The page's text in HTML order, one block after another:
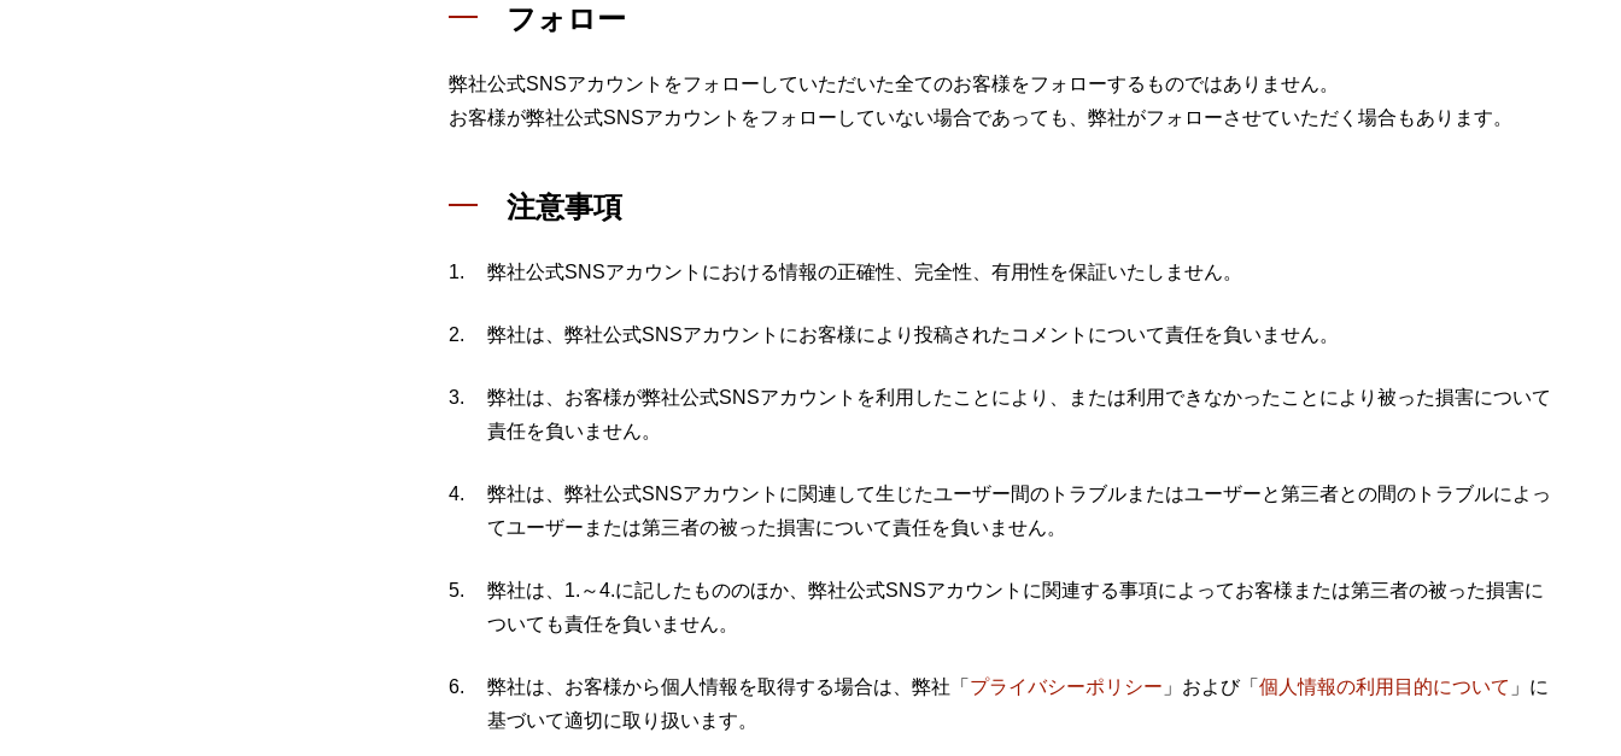
フォロー
弊社公式SNSアカウントをフォローしていただいた全てのお客様をフォローするものではありません。
お客様が弊社公式SNSアカウントをフォローしていない場合であっても、弊社がフォローさせていただく場合もあります。
注意事項
弊社公式SNSアカウントにおける情報の正確性、完全性、有用性を保証いたしません。
弊社は、弊社公式SNSアカウントにお客様により投稿されたコメントについて責任を負いません。
弊社は、お客様が弊社公式SNSアカウントを利用したことにより、または利用できなかったことにより被った損害について
責任を負いません。
弊社は、弊社公式SNSアカウントに関連して生じたユーザー間のトラブルまたはユーザーと第三者との間のトラブルによっ
てユーザーまたは第三者の被った損害について責任を負いません。
弊社は、1.～4.に記したもののほか、弊社公式SNSアカウントに関連する事項によってお客様または第三者の被った損害に
ついても責任を負いません。
弊社は、お客様から個人情報を取得する場合は、弊社「 プライバシーポリシー 」および「個人情報の利用目的について 」に
基づいて適切に取り扱います。